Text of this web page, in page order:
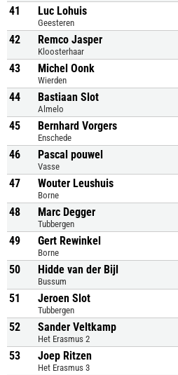
41 Luc Lohuis
Geesteren
42 Remco Jasper
Kloosterhaar
43 Michel Oonk
Wierden
44 Bastiaan Slot
Almelo
45 Bernhard Vorgers
Enschede
46 Pascal pouwel
Vasse
47 Wouter Leushuis
Borne
48 Marc Degger
Tubbergen
49 Gert Rewinkel
Borne
50 Hidde van der Bijl
Bussum
51 Jeroen Slot
Tubbergen
52 Sander Veltkamp
Het Erasmus 2
53 Joep Ritzen
Het Erasmus 3